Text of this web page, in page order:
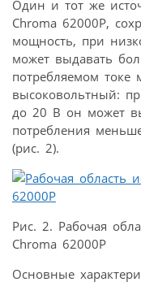
Один и тот же
Chroma 62000P,
мощность, при
может выдавать
потребляемом токе
высоковольтный:
до 20 В он может
потребления
(рис. 2).
Рис. 2. Рабочая
Chroma 62000P
Основные